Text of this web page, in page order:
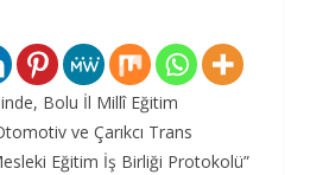
Bolu İl Millî Eğitim
ve Çarıkcı Trans
Eğitim İş Birliği Protokolü”